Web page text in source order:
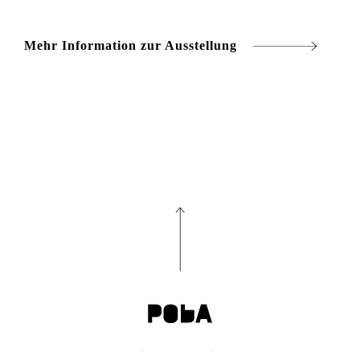
Mehr Information zur Ausstellung